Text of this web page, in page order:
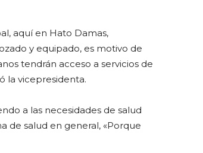
aquí en Hato Damas,
y equipado, es motivo de
tendrán acceso a servicios de
la vicepresidenta.
a las necesidades de salud
de salud en general, «Porque